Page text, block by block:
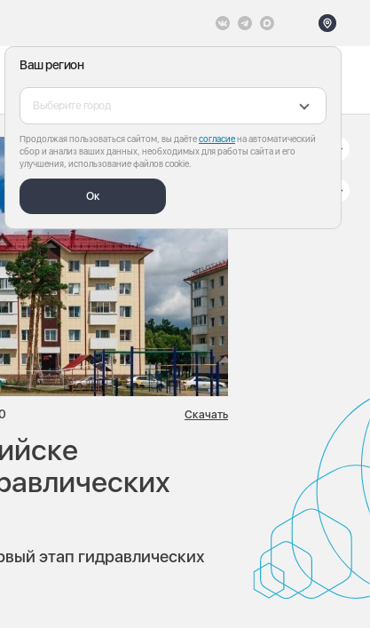
Ваш регион
Выберите город
Продолжая пользоваться сайтом, вы даётесогласиена автоматический
сбор и анализ ваших данных, необходимых для работы сайта и его
улучшения, использование файлов cookie.
Ок
Скачать
этап гидравлических